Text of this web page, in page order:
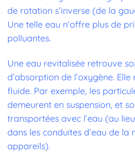
de rotation s’inverse (de la
Une telle eau n’offre plus de
polluantes.
Une eau revitalisée retrouve
d’absorption de l’oxygène.
fluide. Par exemple, les
demeurent en suspension, et
transportées avec l’eau (au
dans les conduites d’eau de la
appareils).